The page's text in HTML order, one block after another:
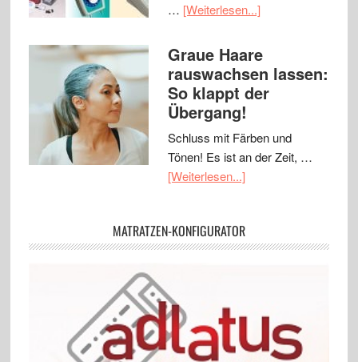
… [Weiterlesen...]
Graue Haare
rauswachsen lassen:
So klappt der
Übergang!
Schluss mit Färben und
Tönen! Es ist an der Zeit, …
[Weiterlesen...]
MATRATZEN-KONFIGURATOR